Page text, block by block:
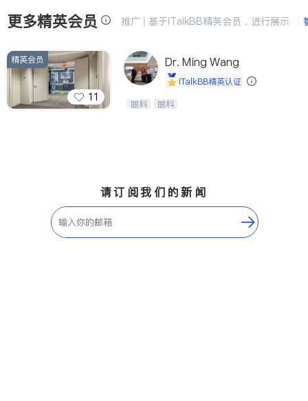
建筑装修 教育
养老 非盈利组织
麻醉科
泌尿科
医生-其它
内分泌科
更多精英会员 推广 | 基于iTalkBB精英会员，进行展示
11
精英会员 Dr. Ming Wang
iTalkBB精英认证
Wang Vision Institute has more tha
眼科 眼科
请订阅我们的新闻